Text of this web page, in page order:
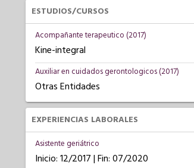
ESTUDIOS/CURSOS
Acompañante terapeutico (2017)
Kine-integral
Auxiliar en cuidados gerontologicos (2017)
Otras Entidades
EXPERIENCIAS LABORALES
Asistente geriátrico
Inicio: 12/2017 | Fin: 07/2020